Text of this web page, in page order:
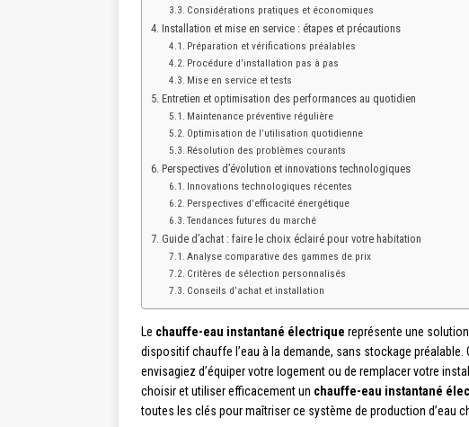
Considérations pratiques et économiques
Installation et mise en service : étapes et précautions
Préparation et vérifications préalables
Procédure d’installation pas à pas
Mise en service et tests
Entretien et optimisation des performances au quotidien
Maintenance préventive régulière
Optimisation de l’utilisation quotidienne
Résolution des problèmes courants
Perspectives d’évolution et innovations technologiques
Innovations technologiques récentes
Perspectives d’efficacité énergétique
Tendances futures du marché
Guide d’achat : faire le choix éclairé pour votre habitation
Analyse comparative des gammes de prix
Critères de sélection personnalisés
Conseils d’achat et installation
Le chauffe-eau instantané électrique représente une
dispositif chauffe l’eau à la demande, sans stockage préalable.
envisagiez d’équiper votre logement ou de remplacer votre
choisir et utiliser efficacement un chauffe-eau instantané
toutes les clés pour maîtriser ce système de production d’eau